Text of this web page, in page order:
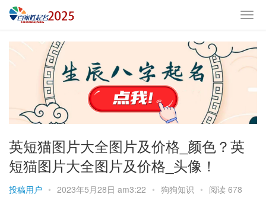
英短猫图片大全图片及价格_颜色？英
短猫图片大全图片及价格_头像！
投稿用户 • 2023年5月28日 am3:22 • 狗狗知识 • 阅读 678